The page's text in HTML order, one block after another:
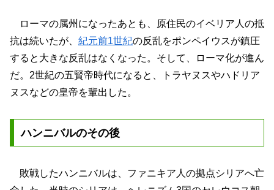
ローマの属州になったあとも、原住民のイベリア人の抵
抗は続いたが、 紀元前1世紀の反乱をポンペイウスが鎮圧
すると大きな反乱はなくなった。そして、ローマ化が進ん
だ。2世紀の五賢帝時代になると、トラヤヌスやハドリア
ヌスなどの皇帝を輩出した。
ハンニバルのその後
敗戦したハンニバルは、ファニキア人の拠点シリアへ亡